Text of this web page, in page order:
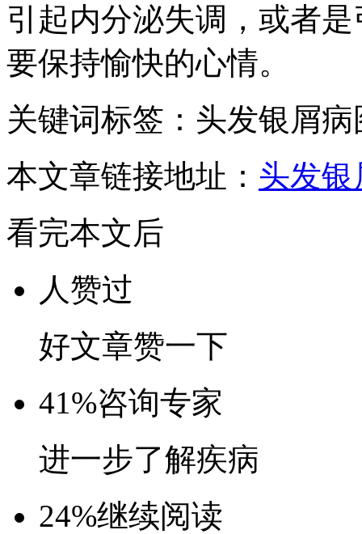
引起内分泌失调，或者
要保持愉快的心情。
关键词标签：头发银屑
本文章链接地址： 头发
看完本文后
人赞过
好文章赞一下
41%咨询专家
进一步了解疾病
24%继续阅读